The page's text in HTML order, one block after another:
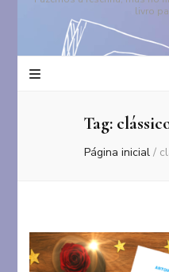
livro
Tag:
Página inicial /